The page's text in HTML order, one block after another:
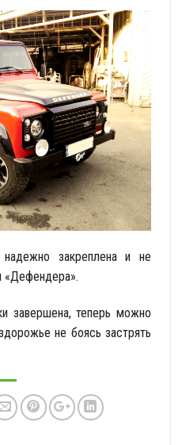
закреплена и не
«Дефендера».
завершена, теперь можно
не боясь застрять